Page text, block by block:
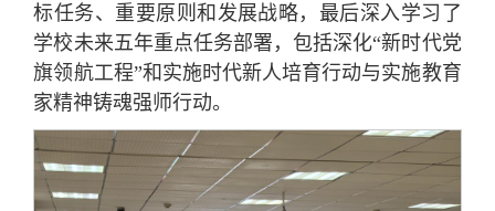
标任务、重要原则和发展战略，最后深入学习了
学校未来五年重点任务部署，包括深化“新时代党
旗领航工程”和实施时代新人培育行动与实施教育
家精神铸魂强师行动。